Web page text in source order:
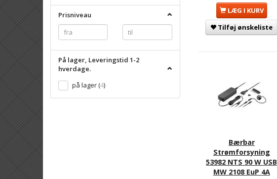
Prisniveau
På lager, Leveringstid 1-2
hverdage.
på lager(4)
LÆG I KURV
Tilføj ønskeliste
Bærbar
Strømforsyning
53982 NTS 90 W USB
MW 2108 EuP 4A